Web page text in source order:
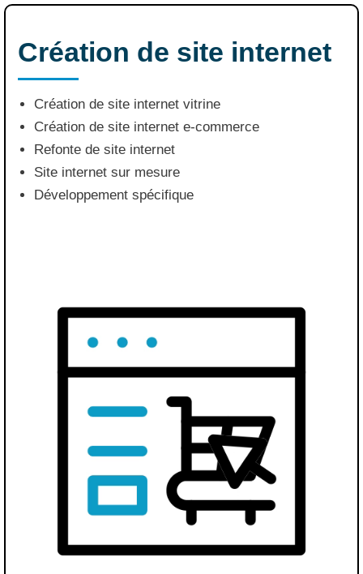
Création de site internet
Création de site internet vitrine
Création de site internet e-commerce
Refonte de site internet
Site internet sur mesure
Développement spécifique